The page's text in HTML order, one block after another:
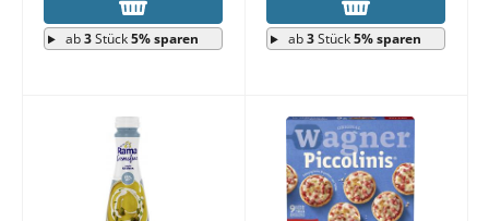
ab3Stück5% sparen ab3Stück5% sparen